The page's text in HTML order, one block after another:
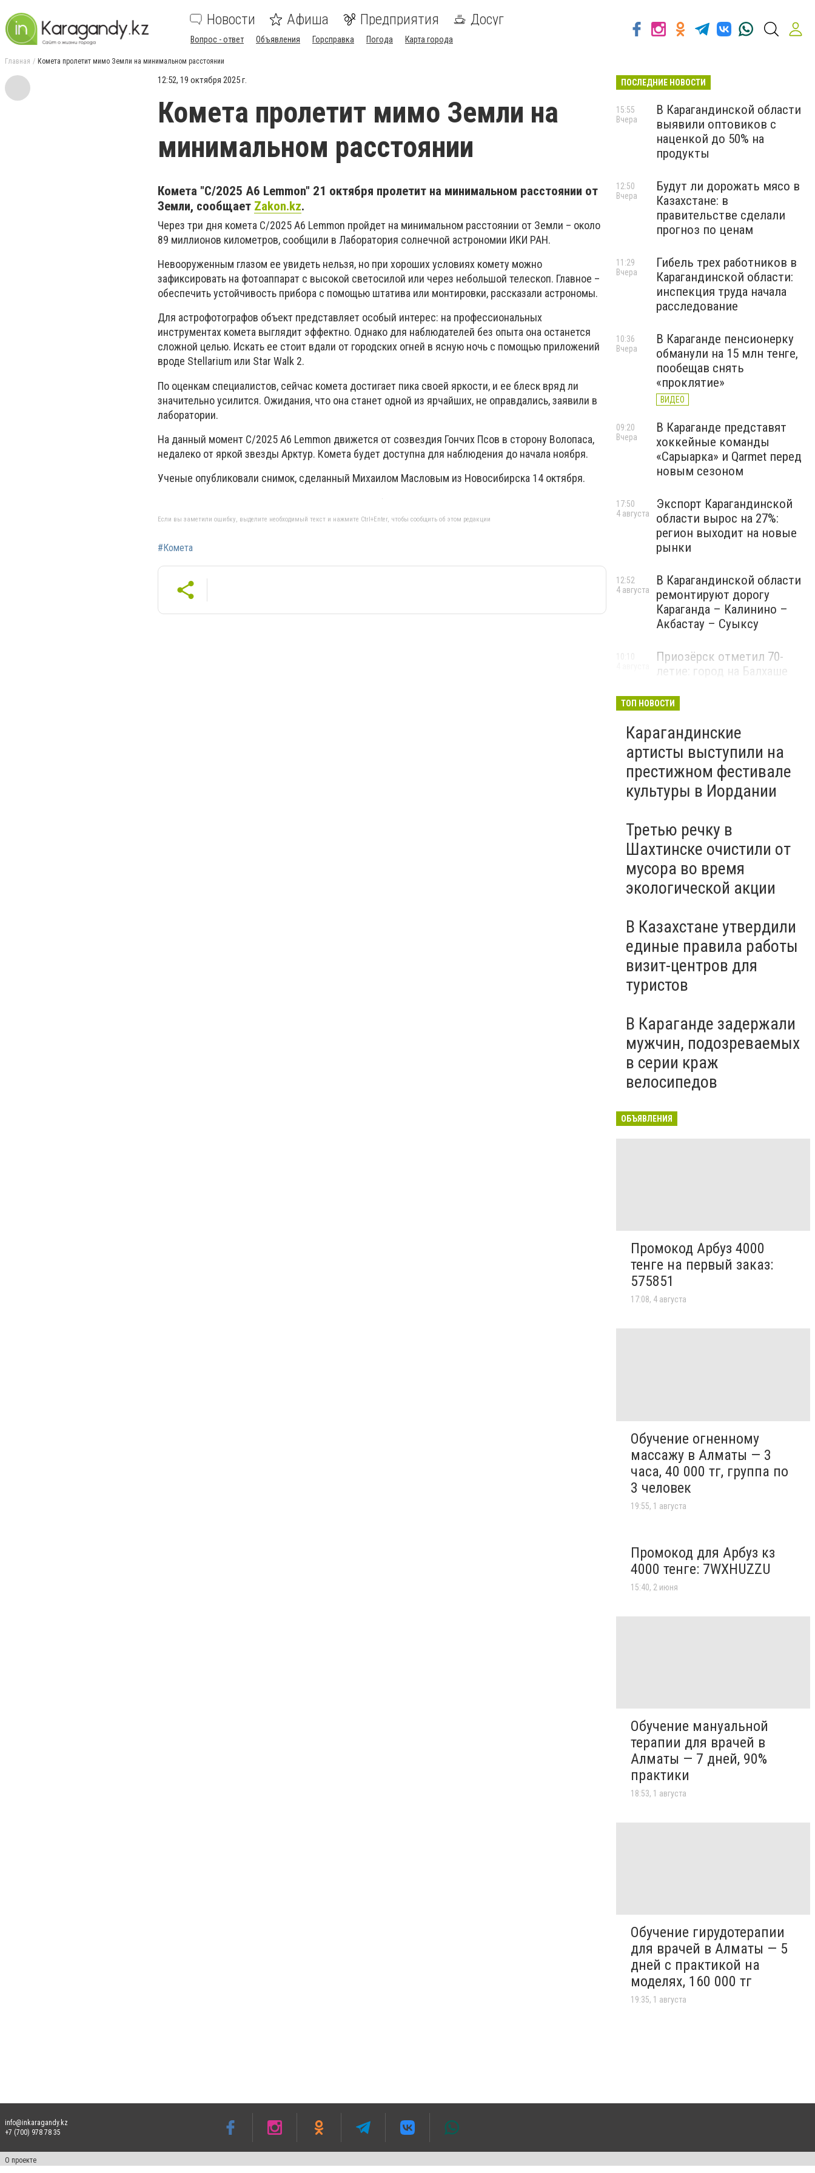
Новости Афиша Предприятия Досуг
Вопрос - ответ Объявления Горсправка Погода Карта города
Главная Комета пролетит мимо Земли на минимальном расстоянии
12:52, 19 октября 2025 г.
Комета пролетит мимо Земли на
минимальном расстоянии
Комета "C/2025 A6 Lemmon" 21 октября пролетит на минимальном расстоянии от
Земли, сообщает Zakon.kz.
Через три дня комета C/2025 A6 Lemmon пройдет на минимальном расстоянии от Земли – около
89 миллионов километров, сообщили в Лаборатория солнечной астрономии ИКИ РАН.
Невооруженным глазом ее увидеть нельзя, но при хороших условиях комету можно
зафиксировать на фотоаппарат с высокой светосилой или через небольшой телескоп. Главное –
обеспечить устойчивость прибора с помощью штатива или монтировки, рассказали астрономы.
Для астрофотографов объект представляет особый интерес: на профессиональных
инструментах комета выглядит эффектно. Однако для наблюдателей без опыта она останется
сложной целью. Искать ее стоит вдали от городских огней в ясную ночь с помощью приложений
вроде Stellarium или Star Walk 2.
По оценкам специалистов, сейчас комета достигает пика своей яркости, и ее блеск вряд ли
значительно усилится. Ожидания, что она станет одной из ярчайших, не оправдались, заявили в
лаборатории.
На данный момент C/2025 A6 Lemmon движется от созвездия Гончих Псов в сторону Волопаса,
недалеко от яркой звезды Арктур. Комета будет доступна для наблюдения до начала ноября.
Ученые опубликовали снимок, сделанный Михаилом Масловым из Новосибирска 14 октября.
Если вы заметили ошибку, выделите необходимый текст и нажмите Ctrl+Enter, чтобы сообщить об этом редакции
#Комета
ПОСЛЕДНИЕ НОВОСТИ
В Карагандинской области
выявили оптовиков с
наценкой до 50% на
продукты
15:55
Вчера
Будут ли дорожать мясо в
Казахстане: в
правительстве сделали
прогноз по ценам
12:50
Вчера
Гибель трех работников в
Карагандинской области:
инспекция труда начала
расследование
11:29
Вчера
В Караганде пенсионерку
обманули на 15 млн тенге,
пообещав снять
«проклятие»
ВИДЕО
10:36
Вчера
В Караганде представят
хоккейные команды
«Сарыарка» и Qarmet перед
новым сезоном
09:20
Вчера
Экспорт Карагандинской
области вырос на 27%:
регион выходит на новые
рынки
17:50
4 августа
В Карагандинской области
ремонтируют дорогу
Караганда – Калинино –
Акбастау – Суыксу
12:52
4 августа
Приозёрск отметил 70-
летие: город на Балхаше
развитие
ТОП НОВОСТИ
Карагандинские
артисты выступили на
престижном фестивале
культуры в Иордании
Третью речку в
Шахтинске очистили от
мусора во время
экологической акции
В Казахстане утвердили
единые правила работы
визит-центров для
туристов
В Караганде задержали
мужчин, подозреваемых
в серии краж
велосипедов
ОБЪЯВЛЕНИЯ
Промокод Арбуз 4000
тенге на первый заказ:
575851
17:08, 4 августа
Обучение огненному
массажу в Алматы — 3
часа, 40 000 тг, группа по
3 человек
19:55, 1 августа
Промокод для Арбуз кз
4000 тенге: 7WXHUZZU
15:40, 2 июня
Обучение мануальной
терапии для врачей в
Алматы — 7 дней, 90%
практики
18:53, 1 августа
Обучение гирудотерапии
для врачей в Алматы — 5
дней с практикой на
моделях, 160 000 тг
19:35, 1 августа
info@inkaragandy.kz
+7 (700) 978 78 35
О проекте